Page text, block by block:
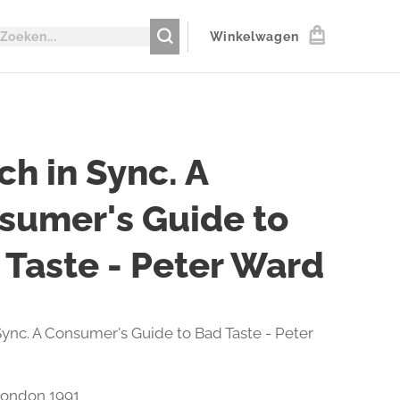
Winkelwagen
in Sync. A
Guide to
- Peter Ward
A Consumer's Guide to Bad Taste - Peter
1991